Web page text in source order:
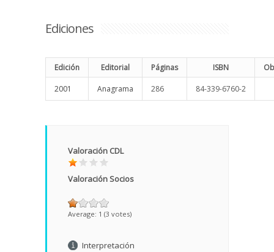
Ediciones
Edición Editorial Páginas ISBN
2001 Anagrama 286 84-339-6760-2
Valoración CDL
Valoración Socios
Average: 1 (3 votes)
Interpretación